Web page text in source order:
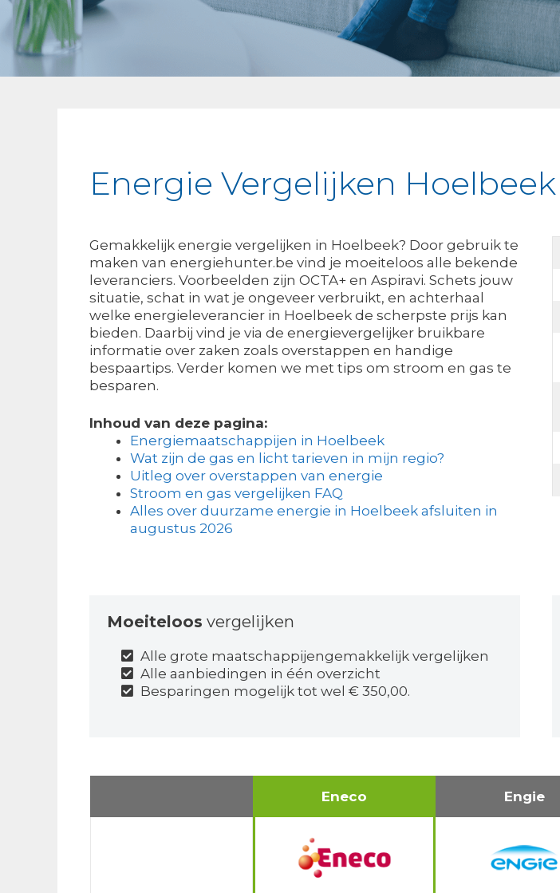
Energie Vergelijken Hoelbeek
Gemakkelijk energie vergelijken in Hoelbeek? Door gebruik te
maken van energiehunter.be vind je moeiteloos alle bekende
leveranciers. Voorbeelden zijn OCTA+ en Aspiravi. Schets jouw
situatie, schat in wat je ongeveer verbruikt, en achterhaal
welke energieleverancier in Hoelbeek de scherpste prijs kan
bieden. Daarbij vind je via de energievergelijker bruikbare
informatie over zaken zoals overstappen en handige
bespaartips. Verder komen we met tips om stroom en gas te
besparen.
Inhoud van deze pagina:
Energiemaatschappijen in Hoelbeek
Wat zijn de gas en licht tarieven in mijn regio?
Uitleg over overstappen van energie
Stroom en gas vergelijken FAQ
Alles over duurzame energie in Hoelbeek afsluiten in
augustus 2026
Moeiteloos vergelijken
Alle grote maatschappijengemakkelijk vergelijken
Alle aanbiedingen in één overzicht
Besparingen mogelijk tot wel € 350,00.
Eneco Engie